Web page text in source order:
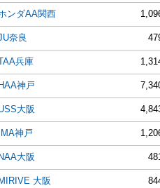
ンダAA関西
奈良
兵庫
HAA神戸
大阪
IMA神戸
NAA大阪
MIRIVE 大阪